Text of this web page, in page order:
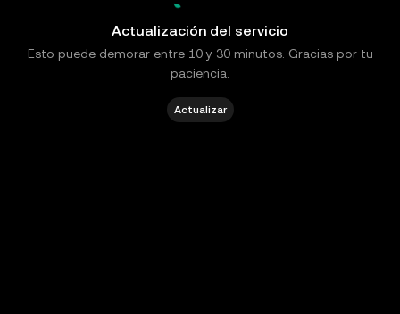
Actualización del servicio
Esto puede demorar entre 10 y 30 minutos. Gracias por tu
paciencia.
Actualizar